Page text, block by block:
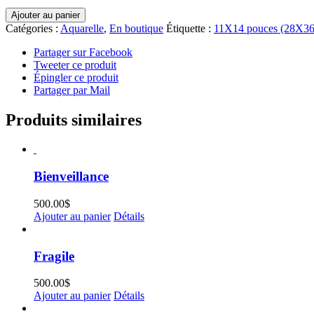
quantité
de
Demain
Ajouter au panier
Catégories : Aquarelle, En boutique Étiquette : 11X14 pouces
Partager sur Facebook
Tweeter ce produit
Épingler ce produit
Partager par Mail
Produits similaires
Bienveillance
500.00$
Ajouter au panier Détails
Fragile
500.00$
Ajouter au panier Détails